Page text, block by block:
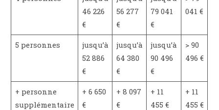
46 226
€
56 277
€
79 041
€
041 €
5 personnes
jusqu’à
52 886
€
jusqu’à
64 380
€
jusqu’à
90 496
€
> 90
496 €
+ personne
supplémentaire
+ 6 650
€
+ 8 097
€
+ 11
455 €
+ 11
455 €